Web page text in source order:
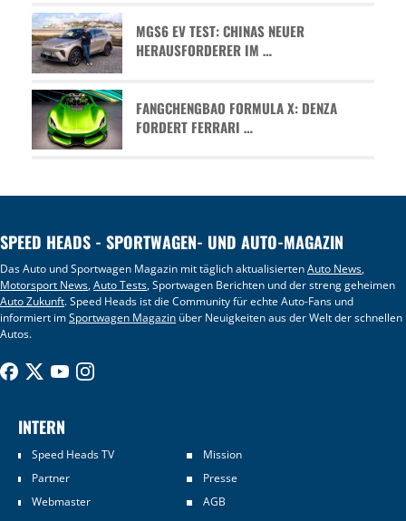
MGS6 EV TEST: CHINAS NEUER
HERAUSFORDERER IM …
FANGCHENGBAO FORMULA X: DENZA
FORDERT FERRARI …
SPEED HEADS - SPORTWAGEN- UND AUTO-MAGAZIN
Das Auto und Sportwagen Magazin mit täglich aktualisiertenAuto News,
Motorsport News,Auto Tests, Sportwagen Berichten und der streng geheimen
Auto Zukunft. Speed Heads ist die Community für echte Auto-Fans und
informiert imSportwagen Magazin über Neuigkeiten aus der Welt der schnellen
Autos.
INTERN
Speed Heads TV
Mission
Partner
Presse
Webmaster
AGB